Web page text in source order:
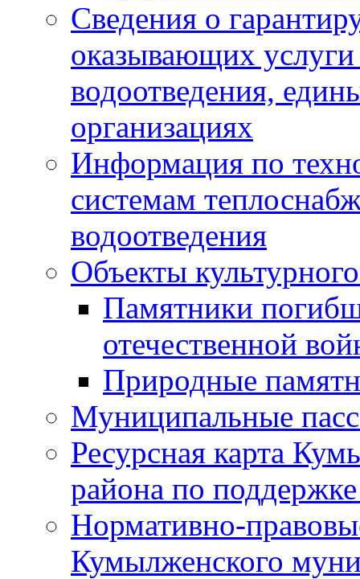
Сведения о
оказывающих
водоотведения,
организациях
Информация по
системам
водоотведения
Объекты
Памятники
отечественной
Природные
Муниципальные
Ресурсная карта
района по
Нормативно-
Кумылженского